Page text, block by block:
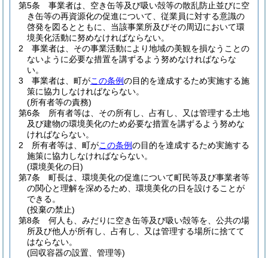
第5条
事業者は、空き缶等及び吸い殻等の散乱防止並びに空
き缶等の再資源化の促進について、従業員に対する意識の
啓発を図るとともに、当該事業所及びその周辺において環
境美化活動に努めなければならない。
2
事業者は、その事業活動により地域の美観を損なうことの
ないように必要な措置を講ずるよう努めなければならな
い。
3
事業者は、町がこの条例の目的を達成するため実施する施
策に協力しなければならない。
(所有者等の責務)
第6条
所有者等は、その所有し、占有し、又は管理する土地
及び建物の環境美化のため必要な措置を講ずるよう努めな
ければならない。
2
所有者等は、町がこの条例の目的を達成するため実施する
施策に協力しなければならない。
(環境美化の日)
第7条
町長は、環境美化の促進について町民等及び事業者等
の関心と理解を深めるため、環境美化の日を設けることが
できる。
(投棄の禁止)
第8条
何人も、みだりに空き缶等及び吸い殻等を、公共の場
所及び他人が所有し、占有し、又は管理する場所に捨てて
はならない。
(回収容器の設置、管理等)